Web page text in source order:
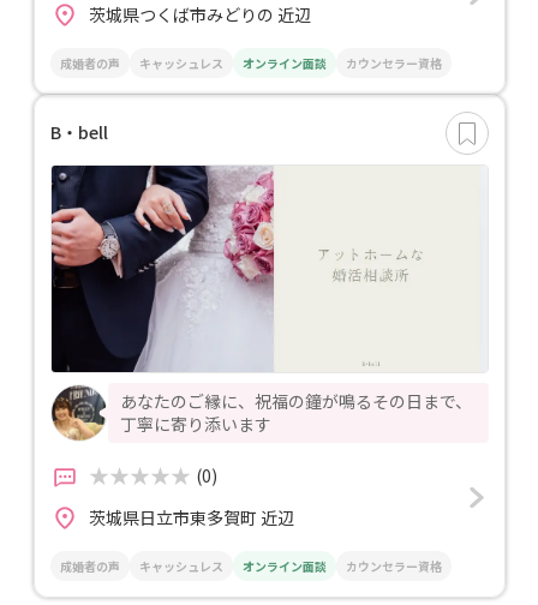
茨城県つくば市みどりの 近辺
成婚者の声 キャッシュレス オンライン面談 カウンセラー資格
B・bell
あなたのご縁に、祝福の鐘が鳴るその日まで、
丁寧に寄り添います
(0)
茨城県日立市東多賀町 近辺
成婚者の声 キャッシュレス オンライン面談 カウンセラー資格